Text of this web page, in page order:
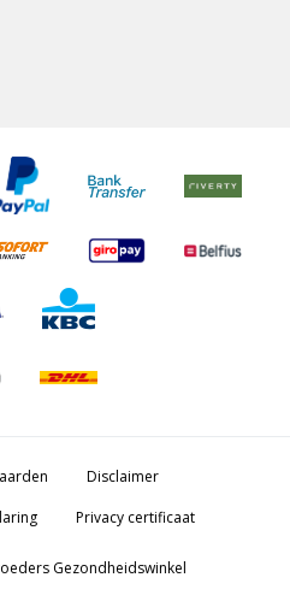
Disclaimer
Privacy certificaat
Gezondheidswinkel